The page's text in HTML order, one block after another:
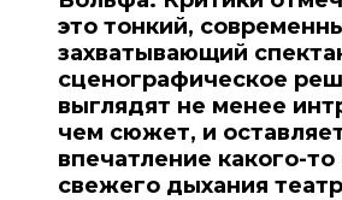
это тонкий,
захватывающий
сценографическое
выглядят не менее
чем сюжет, и
впечатление какого-
свежего дыхания